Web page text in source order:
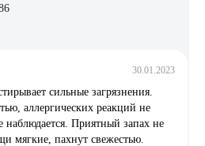
30.01.2023
сильные загрязнения.
аллергических реакций не
наблюдается. Приятный запах не
мягкие, пахнут свежестью.